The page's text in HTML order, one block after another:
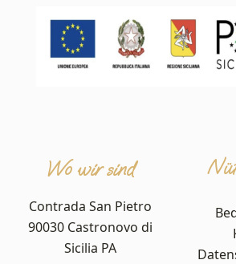
Wo wir sind
Contrada San Pietro
90030 Castronovo di
Sicilia PA